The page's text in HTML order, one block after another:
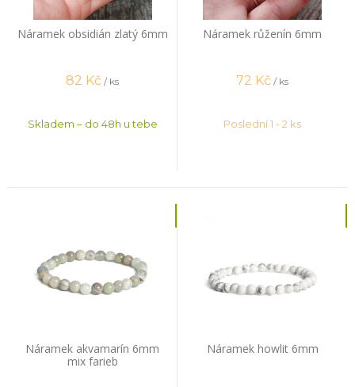
Náramek obsidián zlatý 6mm
82 Kč / ks
Skladem – do 48h u tebe
Náramek růženín 6mm
72 Kč / ks
Poslední 1 - 2 ks
Náramek akvamarín 6mm
mix farieb
Náramek howlit 6mm